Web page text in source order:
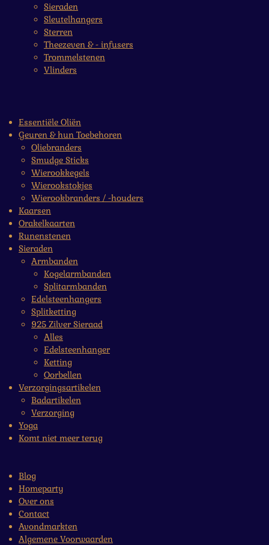
Sieraden
Sleutelhangers
Sterren
Theezeven & - infusers
Trommelstenen
Vlinders
Essentiële Oliën
Geuren & hun Toebehoren
Oliebranders
Smudge Sticks
Wierookkegels
Wierookstokjes
Wierookbranders / -houders
Kaarsen
Orakelkaarten
Runenstenen
Sieraden
Armbanden
Kogelarmbanden
Splitarmbanden
Edelsteenhangers
Splitketting
925 Zilver Sieraad
Alles
Edelsteenhanger
Ketting
Oorbellen
Verzorgingsartikelen
Badartikelen
Verzorging
Yoga
Komt niet meer terug
Blog
Homeparty
Over ons
Contact
Avondmarkten
Algemene Voorwaarden